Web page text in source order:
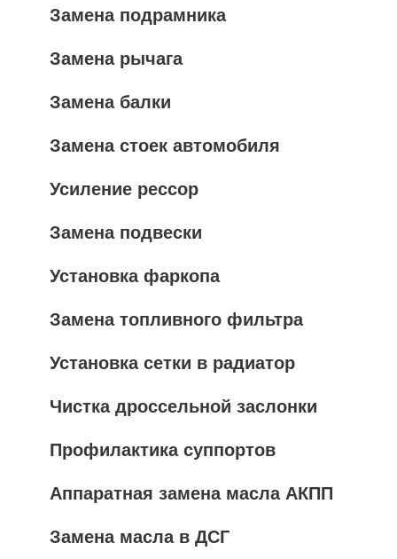
Замена подрамника
Замена рычага
Замена балки
Замена стоек автомобиля
Усиление рессор
Замена подвески
Установка фаркопа
Замена топливного фильтра
Установка сетки в радиатор
Чистка дроссельной заслонки
Профилактика суппортов
Аппаратная замена масла АКПП
Замена масла в ДСГ